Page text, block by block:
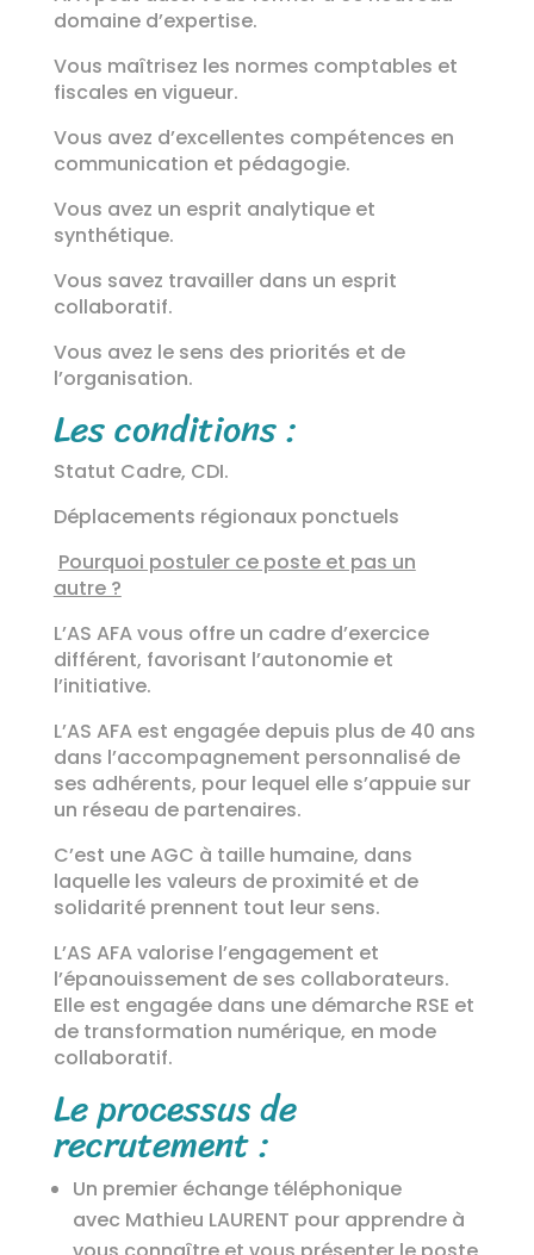
domaine d’expertise.
Vous maîtrisez les normes comptables et
fiscales en vigueur.
Vous avez d’excellentes compétences en
communication et pédagogie.
Vous avez un esprit analytique et
synthétique.
Vous savez travailler dans un esprit
collaboratif.
Vous avez le sens des priorités et de
l’organisation.
Les conditions :
Statut Cadre, CDI.
Déplacements régionaux ponctuels
Pourquoi postuler ce poste et pas un
autre ?
L’AS AFA vous offre un cadre d’exercice
différent, favorisant l’autonomie et
l’initiative.
L’AS AFA est engagée depuis plus de 40 ans
dans l’accompagnement personnalisé de
ses adhérents, pour lequel elle s’appuie sur
un réseau de partenaires.
C’est une AGC à taille humaine, dans
laquelle les valeurs de proximité et de
solidarité prennent tout leur sens.
L’AS AFA valorise l’engagement et
l’épanouissement de ses collaborateurs.
Elle est engagée dans une démarche RSE et
de transformation numérique, en mode
collaboratif.
Le processus de
recrutement :
Un premier échange téléphonique
avec Mathieu LAURENT pour apprendre à